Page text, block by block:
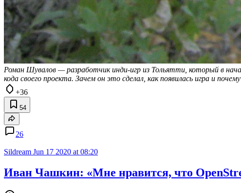
Роман Шувалов — разработчик инди-игр из Тольятти, который в
кода своего проекта. Зачем он это сделал, как появилась игра и
+36
54
26
Sildream Jun 17 2020 at 08:20
Иван Чашкин: «Мне нравится, что